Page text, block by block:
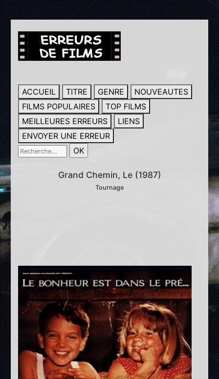
ACCUEIL TITRE GENRE
NOUVEAUTES
FILMS POPULAIRES
TOP FILMS
MEILLEURES ERREURS
LIENS
ENVOYER UNE ERREUR
Grand Chemin, Le (1987)
Tournage